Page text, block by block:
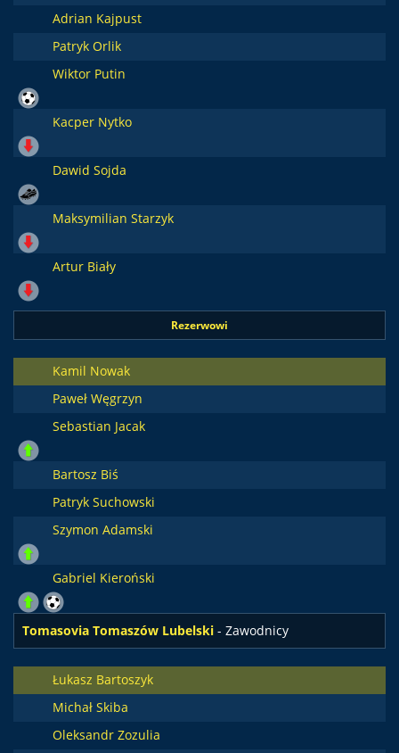
Adrian Kajpust
Patryk Orlik
Wiktor Putin
Kacper Nytko
Dawid Sojda
Maksymilian Starzyk
Artur Biały
Rezerwowi
Kamil Nowak
Paweł Węgrzyn
Sebastian Jacak
Bartosz Biś
Patryk Suchowski
Szymon Adamski
Gabriel Kieroński
Tomasovia Tomaszów Lubelski - Zawodnicy
Łukasz Bartoszyk
Michał Skiba
Oleksandr Zozulia